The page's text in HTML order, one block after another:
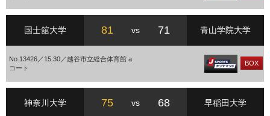
国士舘大学 81 vs 71 青山学院大学
No.13426／15:30／越谷市立総合体育館 a
コート
BOX
神奈川大学 75 vs 68 早稲田大学